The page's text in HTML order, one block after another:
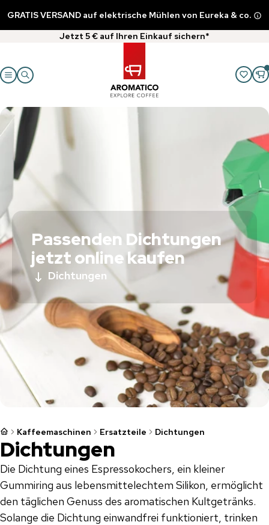
GRATIS VERSAND auf elektrische Mühlen von Eureka & co.
Jetzt 5 € auf Ihren Einkauf sichern*
Passenden Dichtungen
jetzt online kaufen
Dichtungen
Kaffeemaschinen Ersatzteile Dichtungen
Dichtungen
Die Dichtung eines Espressokochers, ein kleiner
Gummiring aus lebensmittelechtem Silikon, ermöglicht
den täglichen Genuss des aromatischen Kultgetränks.
Solange die Dichtung einwandfrei funktioniert, trinken